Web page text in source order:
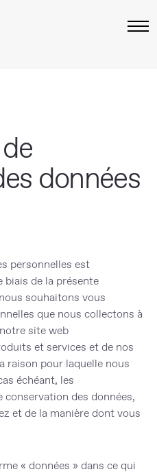
données
personnelles est
de la présente
souhaitons vous
que nous collectons à
site web
et services et de nos
raison pour laquelle nous
échéant, les
des données,
et de la manière dont vous
« données » dans ce qui